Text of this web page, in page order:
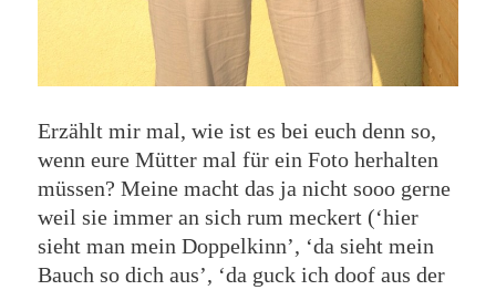
Erzählt mir mal, wie ist es bei euch denn so,
wenn eure Mütter mal für ein Foto herhalten
müssen? Meine macht das ja nicht sooo gerne
weil sie immer an sich rum meckert (‘hier
sieht man mein Doppelkinn’, ‘da sieht mein
Bauch so dich aus’, ‘da guck ich doof aus der